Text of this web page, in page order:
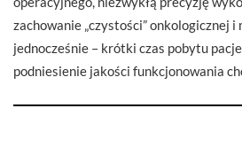
zachowanie „czystości” onkologicznej
jednocześnie – krótki czas pobytu
podniesienie jakości funkcjonowania